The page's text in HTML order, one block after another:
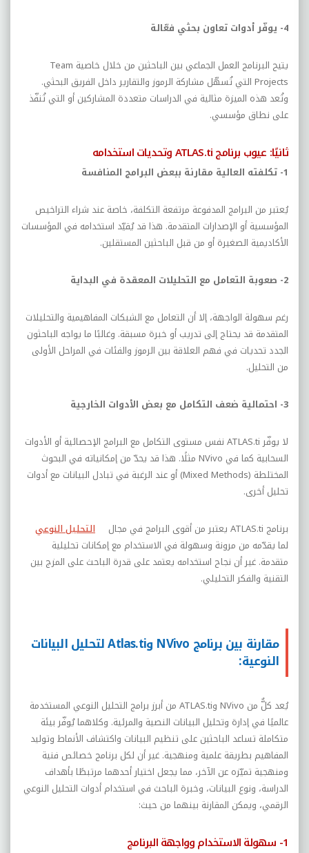
4- يوفّر أدوات تعاون بحثي فعّالة
يتيح البرنامج العمل الجماعي بين الباحثين من خلال خاصية Team
Projects التي تُسهّل مشاركة الرموز والتقارير داخل الفريق البحثي.
وتُعد هذه الميزة مثالية في الدراسات متعددة المشاركين أو التي تُنفّذ
على نطاق مؤسسي.
ثانيًا: عيوب برنامجATLAS.tiوتحديات استخدامه
1- تكلفته العالية مقارنة ببعض البرامج المنافسة
يُعتبر من البرامج المدفوعة مرتفعة التكلفة، خاصة عند شراء التراخيص
المؤسسية أو الإصدارات المتقدمة. هذا قد يُقيّد استخدامه في المؤسسات
الأكاديمية الصغيرة أو من قبل الباحثين المستقلين.
2- صعوبة التعامل مع التحليلات المعقدة في البداية
رغم سهولة الواجهة، إلا أن التعامل مع الشبكات المفاهيمية والتحليلات
المتقدمة قد يحتاج إلى تدريب أو خبرة مسبقة. وغالبًا ما يواجه الباحثون
الجدد تحديات في فهم العلاقة بين الرموز والفئات في المراحل الأولى
من التحليل.
3- احتمالية ضعف التكامل مع بعض الأدوات الخارجية
لا يوفّرATLAS.ti نفس مستوى التكامل مع البرامج الإحصائية أو الأدوات
السحابية كما في NVivo مثلًا. هذا قد يحدّ من إمكانياته في البحوث
المختلطة (Mixed Methods) أو عند الرغبة في تبادل البيانات مع أدوات
تحليل أخرى.
برنامج ATLAS.ti يعتبر من أقوى البرامج في مجال
التحليل النوعي
لما يقدّمه من مرونة وسهولة في الاستخدام مع إمكانات تحليلية
متقدمة. غير أن نجاح استخدامه يعتمد على قدرة الباحث على المزج بين
التقنية والفكر التحليلي.
مقارنة بين برنامج NVivo وAtlas.ti لتحليل البيانات
النوعية:
يُعد كلٌّ من NVivo وATLAS.ti من أبرز برامج التحليل النوعي المستخدمة
عالميًا في إدارة وتحليل البيانات النصية والمرئية. وكلاهما يُوفّر بيئة
متكاملة تساعد الباحثين على تنظيم البيانات واكتشاف الأنماط وتوليد
المفاهيم بطريقة علمية ومنهجية. غير أن لكل برنامج خصائص فنية
ومنهجية تميّزه عن الآخر، مما يجعل اختيار أحدهما مرتبطًا بأهداف
الدراسة، ونوع البيانات، وخبرة الباحث في استخدام أدوات التحليل النوعي
الرقمي، ويمكن المقارنة بينهما من حيث:
1- سهولة الاستخدام وواجهة البرنامج